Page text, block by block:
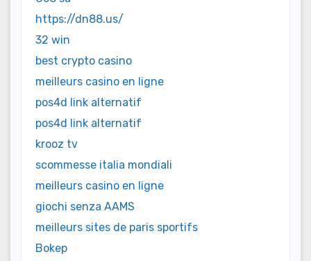
https://dn88.us/
32 win
best crypto casino
meilleurs casino en ligne
pos4d link alternatif
pos4d link alternatif
krooz tv
scommesse italia mondiali
meilleurs casino en ligne
giochi senza AAMS
meilleurs sites de paris sportifs
Bokep